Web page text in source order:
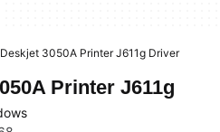
3050A Printer J611g Driver
Printer J611g